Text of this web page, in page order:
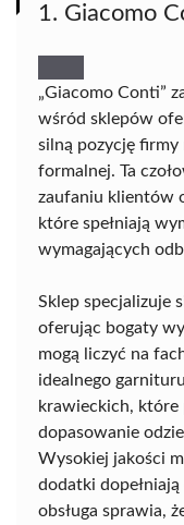
1. Giacomo
„Giacomo Conti”
wśród sklepów
silną pozycję firmy
formalnej. Ta
zaufaniu klientów
które spełniają
wymagających
Sklep specjalizuje
oferując bogaty
mogą liczyć na
idealnego
krawieckich, które
dopasowanie
Wysokiej jakości
dodatki
obsługa sprawia,